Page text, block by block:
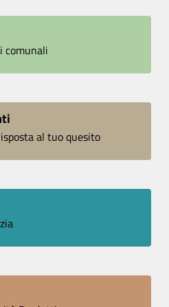
comunali
al tuo quesito